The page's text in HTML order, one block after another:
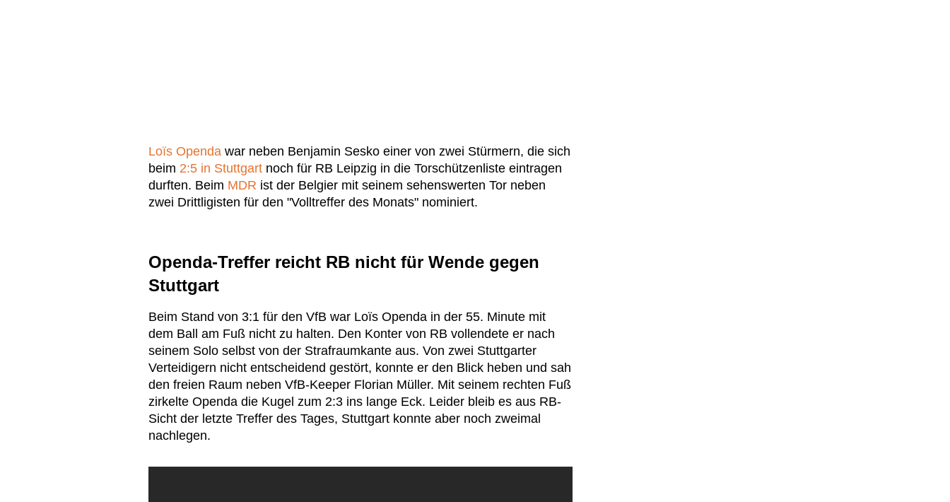
Loïs Openda war neben Benjamin Sesko einer von zwei Stürmern, die sich
beim 2:5 in Stuttgart noch für RB Leipzig in die Torschützenliste eintragen
durften. Beim MDR ist der Belgier mit seinem sehenswerten Tor neben
zwei Drittligisten für den "Volltreffer des Monats" nominiert.
Openda-Treffer reicht RB nicht für Wende gegen
Stuttgart
Beim Stand von 3:1 für den VfB war Loïs Openda in der 55. Minute mit
dem Ball am Fuß nicht zu halten. Den Konter von RB vollendete er nach
seinem Solo selbst von der Strafraumkante aus. Von zwei Stuttgarter
Verteidigern nicht entscheidend gestört, konnte er den Blick heben und sah
den freien Raum neben VfB-Keeper Florian Müller. Mit seinem rechten Fuß
zirkelte Openda die Kugel zum 2:3 ins lange Eck. Leider bleib es aus RB-
Sicht der letzte Treffer des Tages, Stuttgart konnte aber noch zweimal
nachlegen.